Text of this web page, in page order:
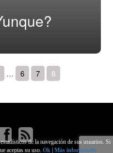
… 6 7 8
de la navegación de sus usuarios. Si
aceptas su uso. Ok Más información